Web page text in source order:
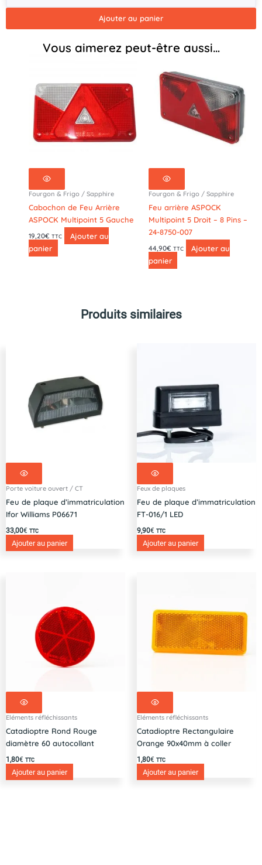
5
Ajouter au panier
Vous aimerez peut-être aussi…
Fourgon & Frigo / Sapphire
Cabochon de Feu Arrière
ASPOCK Multipoint 5 Gauche
19,20€ TTC
Ajouter au
panier
Fourgon & Frigo / Sapphire
Feu arrière ASPOCK
Multipoint 5 Droit – 8 Pins –
24-8750-007
44,90€ TTC
Ajouter au
panier
Produits similaires
Porte voiture ouvert / CT
Feu de plaque d’immatriculation
Ifor Williams P06671
33,00€ TTC
Ajouter au panier
Feux de plaques
Feu de plaque d’immatriculation
FT-016/1 LED
9,90€ TTC
Ajouter au panier
Eléments réfléchissants
Catadioptre Rond Rouge
diamètre 60 autocollant
1,80€ TTC
Ajouter au panier
Eléments réfléchissants
Catadioptre Rectangulaire
Orange 90x40mm à coller
1,80€ TTC
Ajouter au panier